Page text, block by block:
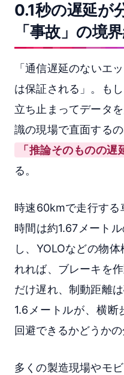
0.1秒の遅延が
「事故」の境
「通信遅延のないエ
は保証される」。も
立ち止まってデータ
識の現場で直面する
「推論そのものの遅
る。
時速60kmで走行する
時間は約1.67メート
し、YOLOなどの物
れれば、ブレーキを
だけ遅れ、制動距離
1.6メートルが、横断
回避できるかどうかの
多くの製造現場やモ